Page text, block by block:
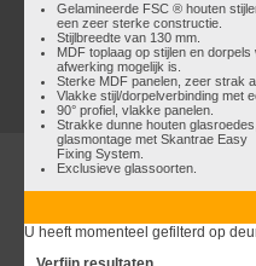
Gelamineerde FSC ® houten
een zeer sterke constructie.
Stijlbreedte van 130 mm.
MDF toplaag op stijlen en
afwerking mogelijk is.
Sterke MDF panelen, zeer strak
Vlakke stijl/dorpelverbinding met
90° profiel, vlakke panelen.
Strakke dunne houten
glasmontage met Skantrae Easy
Fixing System.
Exclusieve glassoorten.
U heeft momenteel gefilterd op